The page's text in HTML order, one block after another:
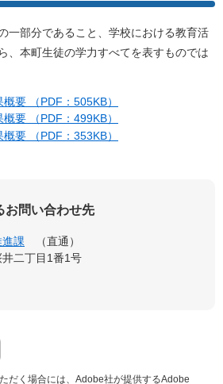
一部分であること、学校における教育活
、本町生徒の学力すべてを表すものでは
要 （PDF：505KB）
要 （PDF：499KB）
要 （PDF：353KB）
お問い合わせ先
課
直通
二丁目1番1号
だく場合には、Adobe社が提供するAdobe